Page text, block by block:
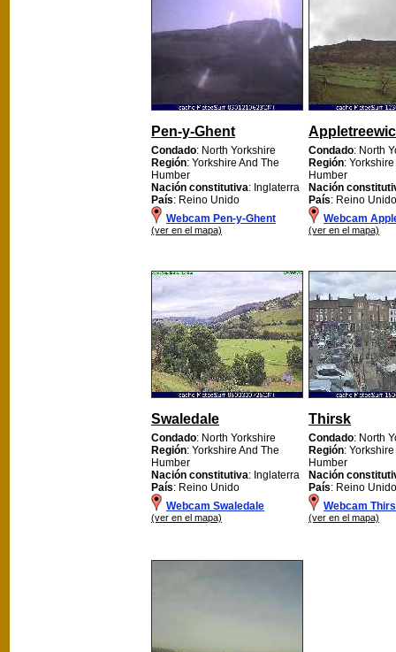
Pen-y-Ghent
Condado: North Yorkshire
Región: Yorkshire And The
Humber
Nación constitutiva: Inglaterra
País: Reino Unido
Webcam Pen-y-Ghent
(ver en el mapa)
Condado: North
Región:
Humber
Nación
País: Reino Unido
Webcam
(ver en el mapa)
Swaledale
Condado: North Yorkshire
Región: Yorkshire And The
Humber
Nación constitutiva: Inglaterra
País: Reino Unido
Webcam Swaledale
(ver en el mapa)
Thirsk
Condado: North
Región:
Humber
Nación
País: Reino Unido
Webcam
(ver en el mapa)